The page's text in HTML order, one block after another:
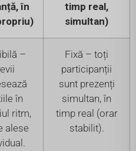
în
timp real,
simultan)
–
în
ritm,
alese
Fixă – toți
participanții
sunt prezenți
simultan, în
timp real (orar
stabilit).